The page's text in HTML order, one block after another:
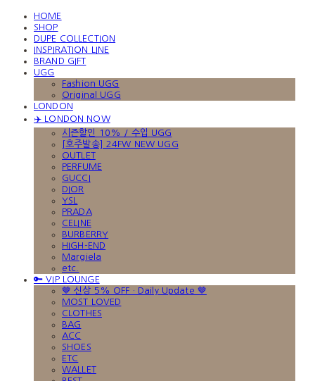
HOME
SHOP
DUPE COLLECTION
INSPIRATION LINE
BRAND GIFT
UGG
Fashion UGG
Original UGG
LONDON
✈️ LONDON NOW
시즌할인 10% / 수입 UGG
[호주발송] 24FW NEW UGG
OUTLET
PERFUME
GUCCI
DIOR
YSL
PRADA
CELINE
BURBERRY
HIGH-END
Margiela
etc.
🔑 VIP LOUNGE
🤎 신상 5% OFF · Daily Update 🤎
MOST LOVED
CLOTHES
BAG
ACC
SHOES
ETC
WALLET